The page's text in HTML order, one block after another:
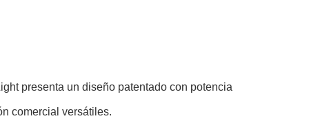
presenta un diseño patentado con potencia
comercial versátiles.